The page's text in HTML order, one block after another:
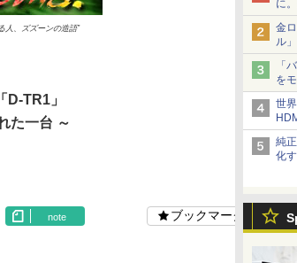
に
金
ル
な
「
を
世
から
純
化
人、ズズーンの造語”
TR1」
た一台 ～
note ブックマーク